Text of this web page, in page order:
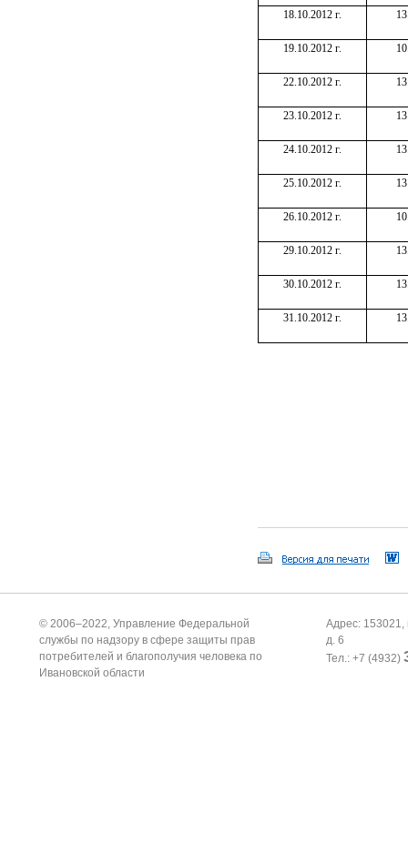
18.10.2012 г.
19.10.2012 г.
22.10.2012 г.
23.10.2012 г.
24.10.2012 г.
25.10.2012 г.
26.10.2012 г.
29.10.2012 г.
30.10.2012 г.
31.10.2012 г.
© 2006–2022, Управление Федеральной
службы по надзору в сфере защиты прав
потребителей и благополучия человека по
Ивановской области
Адрес: 153021,
д. 6
Тел.: +7 (4932)